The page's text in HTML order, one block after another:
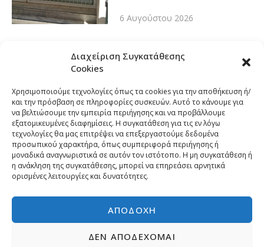
Διαχείριση Συγκατάθεσης
Cookies
Χρησιμοποιούμε τεχνολογίες όπως τα cookies για την αποθήκευση ή/
και την πρόσβαση σε πληροφορίες συσκευών. Αυτό το κάνουμε για
να βελτιώσουμε την εμπειρία περιήγησης και να προβάλλουμε
εξατομικευμένες διαφημίσεις. Η συγκατάθεση για τις εν λόγω
τεχνολογίες θα μας επιτρέψει να επεξεργαστούμε δεδομένα
προσωπικού χαρακτήρα, όπως συμπεριφορά περιήγησης ή
μοναδικά αναγνωριστικά σε αυτόν τον ιστότοπο. Η μη συγκατάθεση ή
η ανάκληση της συγκατάθεσης, μπορεί να επηρεάσει αρνητικά
ορισμένες λειτουργίες και δυνατότητες.
ΑΠΟΔΟΧΉ
ΔΕΝ ΑΠΟΔΈΧΟΜΑΙ
6 Αυγούστου 2026